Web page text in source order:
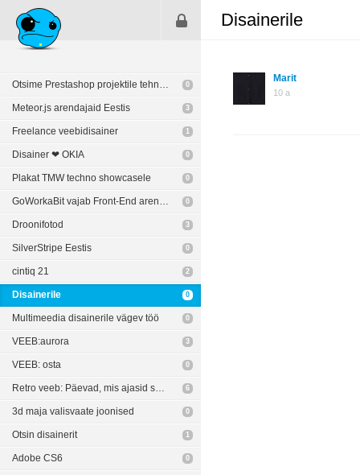
Otsime Prestashop projektile tehniliste oskustega partnerit 0
Meteor.js arendajaid Eestis 3
Freelance veebidisainer 1
Disainer ❤︎ OKIA 0
Plakat TMW techno showcasele 0
GoWorkaBit vajab Front-End arendajat! :) 0
Droonifotod 3
SilverStripe Eestis 0
cintiq 21 2
Disainerile 0
Multimeedia disainerile vägev töö 0
VEEB:aurora 3
VEEB: osta 0
Retro veeb: Päevad, mis ajasid segadusse 6
3d maja valisvaate joonised 0
Otsin disainerit 1
Adobe CS6 0
Disainerile
Marit
10 a